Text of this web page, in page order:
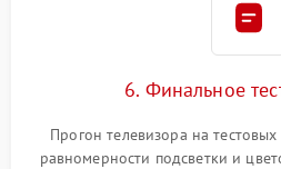
6. Финальное
Прогон телевизора на
равномерности подсветки и